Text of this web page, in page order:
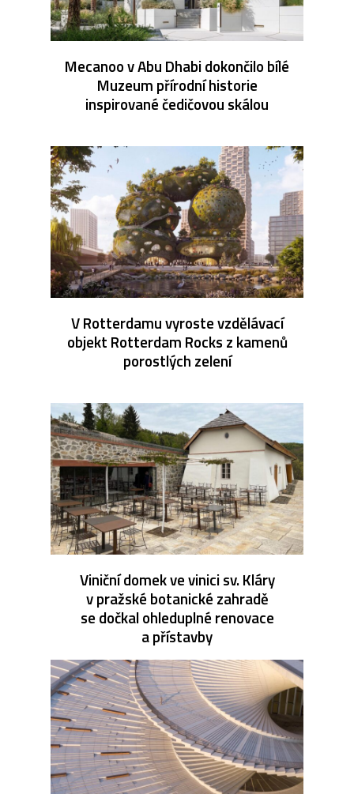
Mecanoo v Abu Dhabi dokončilo bílé
Muzeum přírodní historie
inspirované čedičovou skálou
V Rotterdamu vyroste vzdělávací
objekt Rotterdam Rocks z kamenů
porostlých zelení
Viniční domek ve vinici sv. Kláry
v pražské botanické zahradě
se dočkal ohleduplné renovace
a přístavby